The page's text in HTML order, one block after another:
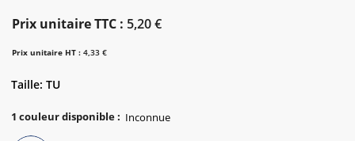
Prix unitaire TTC : 5,20 €
Prix unitaire HT : 4,33 €
Taille: TU
1 couleur disponible: